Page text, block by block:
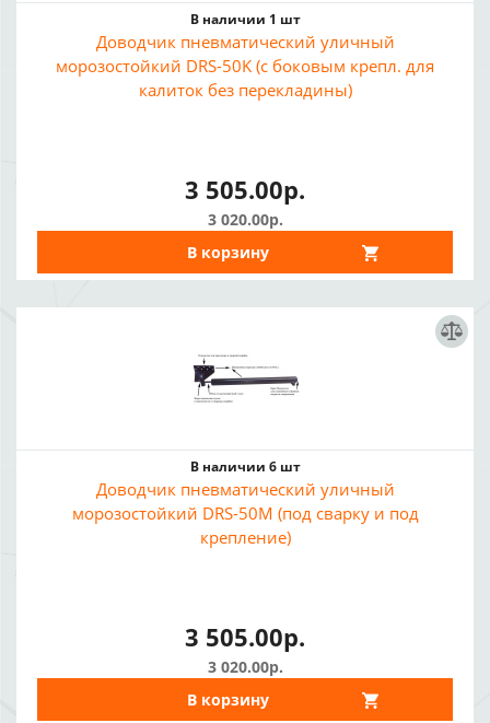
В наличии 1 шт
Доводчик пневматический уличный
морозостойкий DRS-50K (с боковым крепл. для
калиток без перекладины)
3 505.00р.
3 020.00р.
В корзину
В наличии 6 шт
Доводчик пневматический уличный
морозостойкий DRS-50M (под сварку и под
крепление)
3 505.00р.
3 020.00р.
В корзину